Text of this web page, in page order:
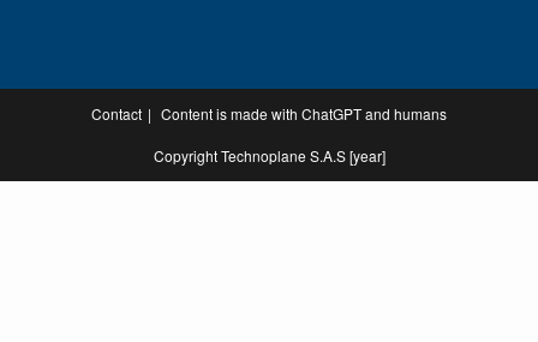
Contact Content is made with ChatGPT and humans
Copyright Technoplane S.A.S [year]